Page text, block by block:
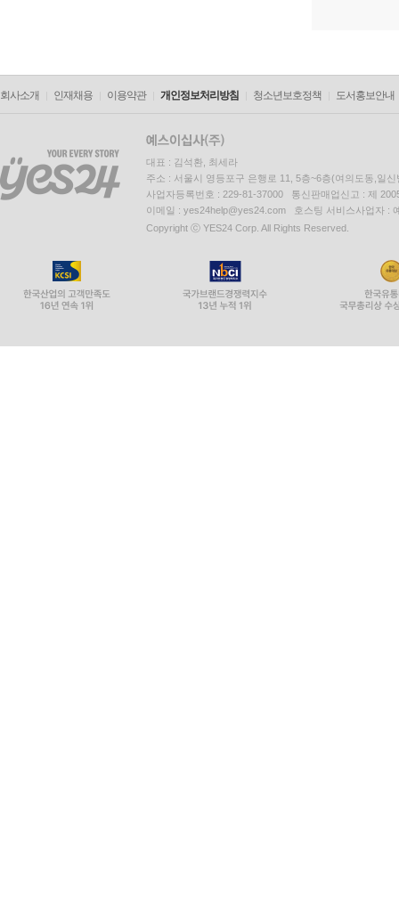
회사소개 인재채용 이용약관 개인정보처리방침 청소년보호정책 도서홍보안내
대표 : 김석환, 최세라
주소 : 서울시 영등포구 은행로 11, 5층~6층(여의도동,일신
사업자등록번호 : 229-81-37000 통신판매업신고 : 제
이메일 : yes24help@yes24.com 호스팅 서비스사업자 :
Copyright ⓒ YES24 Corp. All Rights Reserved.